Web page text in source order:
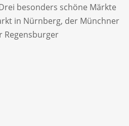
besonders schöne Märkte
in Nürnberg, der Münchner
Regensburger